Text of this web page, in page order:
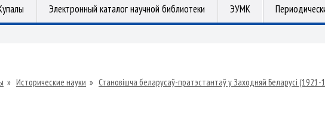
Электронный каталог научной библиотеки ЭУМК
» Исторические науки » Становішча беларусаў-пратэстантаў у Заходняй Беларусі (1921-